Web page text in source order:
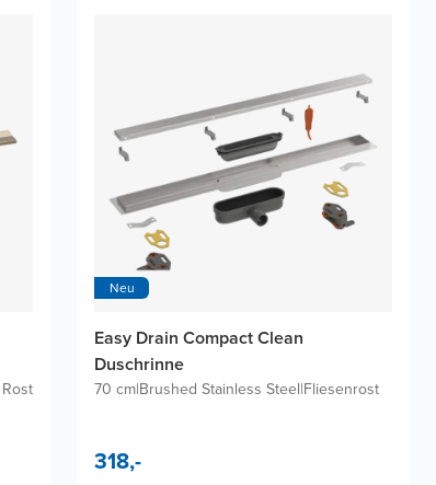
Neu
Easy Drain Compact Clean
Duschrinne
70 cm|Brushed Stainless Steel|Fliesenrost
318,-